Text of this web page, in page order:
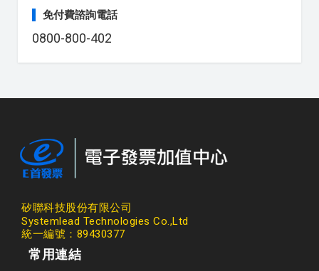
免付費諮詢電話
0800-800-402
矽聯科技股份有限公司
Systemlead Technologies Co.,Ltd
統一編號：89430377
常用連結